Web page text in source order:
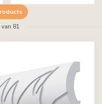
van 81